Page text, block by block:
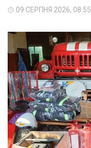
09 СЕРПНЯ 2026, 08:55